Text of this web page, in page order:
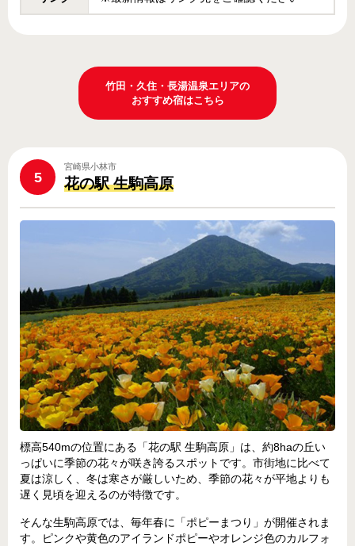
竹田・久住・長湯温泉エリアの
おすすめ宿はこちら
5
宮崎県小林市
花の駅 生駒高原
標高540mの位置にある「花の駅 生駒高原」は、約8haの丘い
っぱいに季節の花々が咲き誇るスポットです。市街地に比べて
夏は涼しく、冬は寒さが厳しいため、季節の花々が平地よりも
遅く見頃を迎えるのが特徴です。
そんな生駒高原では、毎年春に「ポピーまつり」が開催されま
す。ピンクや黄色のアイランドポピーやオレンジ色のカルフォ